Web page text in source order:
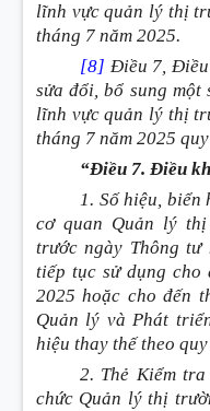
lĩnh vực quản lý thị
tháng 7 năm 2025.
[8] Điều 7, Điều
sửa đổi, bổ sung một
lĩnh vực quản lý thị
tháng 7 năm 2025
“Điều 7. Điều
1. Số hiệu, biển
cơ quan Quản lý
trước ngày Thông
tiếp tục sử dụng cho
2025 hoặc cho đến
Quản lý và Phát
hiệu thay thế theo
2. Thẻ Kiểm
chức Quản lý thị